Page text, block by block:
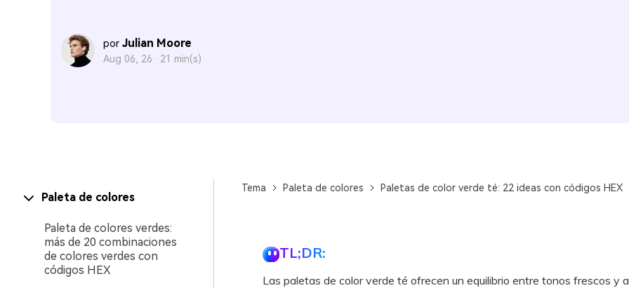
por Julian Moore
Aug 06, 26 · 21 min(s)
Paleta de colores
Paleta de colores verdes:
más de 20 combinaciones
de colores verdes con
códigos HEX
Tema Paleta de colores Paletas de color verde té: 22 ideas con códigos HEX
TL;DR:
Las paletas de color verde té ofrecen un equilibrio entre tonos frescos y